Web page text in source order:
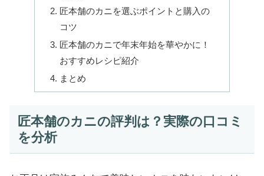
匠本舗のカニを選ぶポイントと購入の
コツ
匠本舗のカニで年末年始を華やかに！
おすすめレシピ紹介
まとめ
匠本舗のカニの評判は？実際の口コミ
を分析